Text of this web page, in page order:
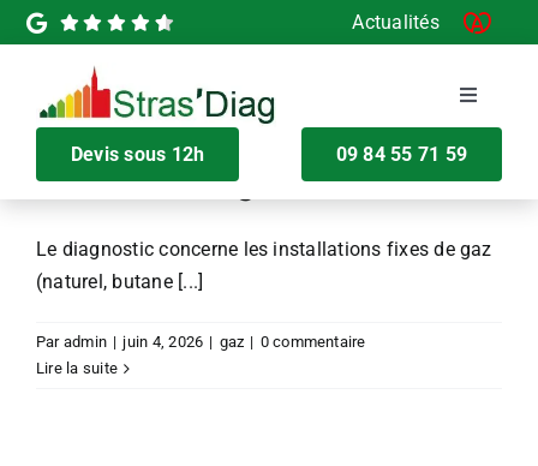
Passer
au
Actualités
Toggle
Devis en ligne
Nos Diagnostics
Diagnostics pour la vente
Devis sous 12h 09 84 55 71 59
Les bouteilles de gaz
individuelles ou les tuyaux
de poêles à bois entrent-ils
dans ce diagnostic ?
Le diagnostic concerne les installations fixes de gaz
(naturel, butane [...]
Par admin | juin 4, 2026 | gaz | 0 commentaire
Lire la suite